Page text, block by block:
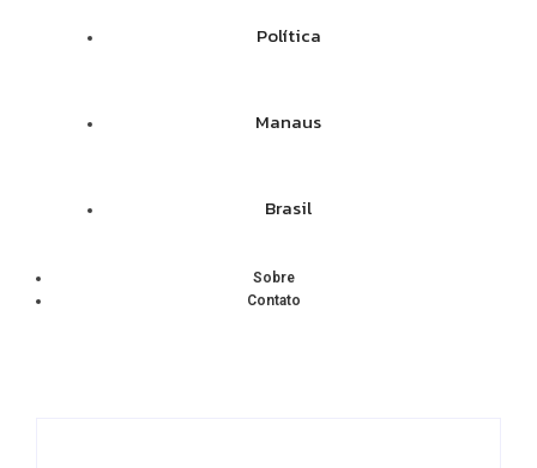
Política
Manaus
Brasil
Sobre
Contato